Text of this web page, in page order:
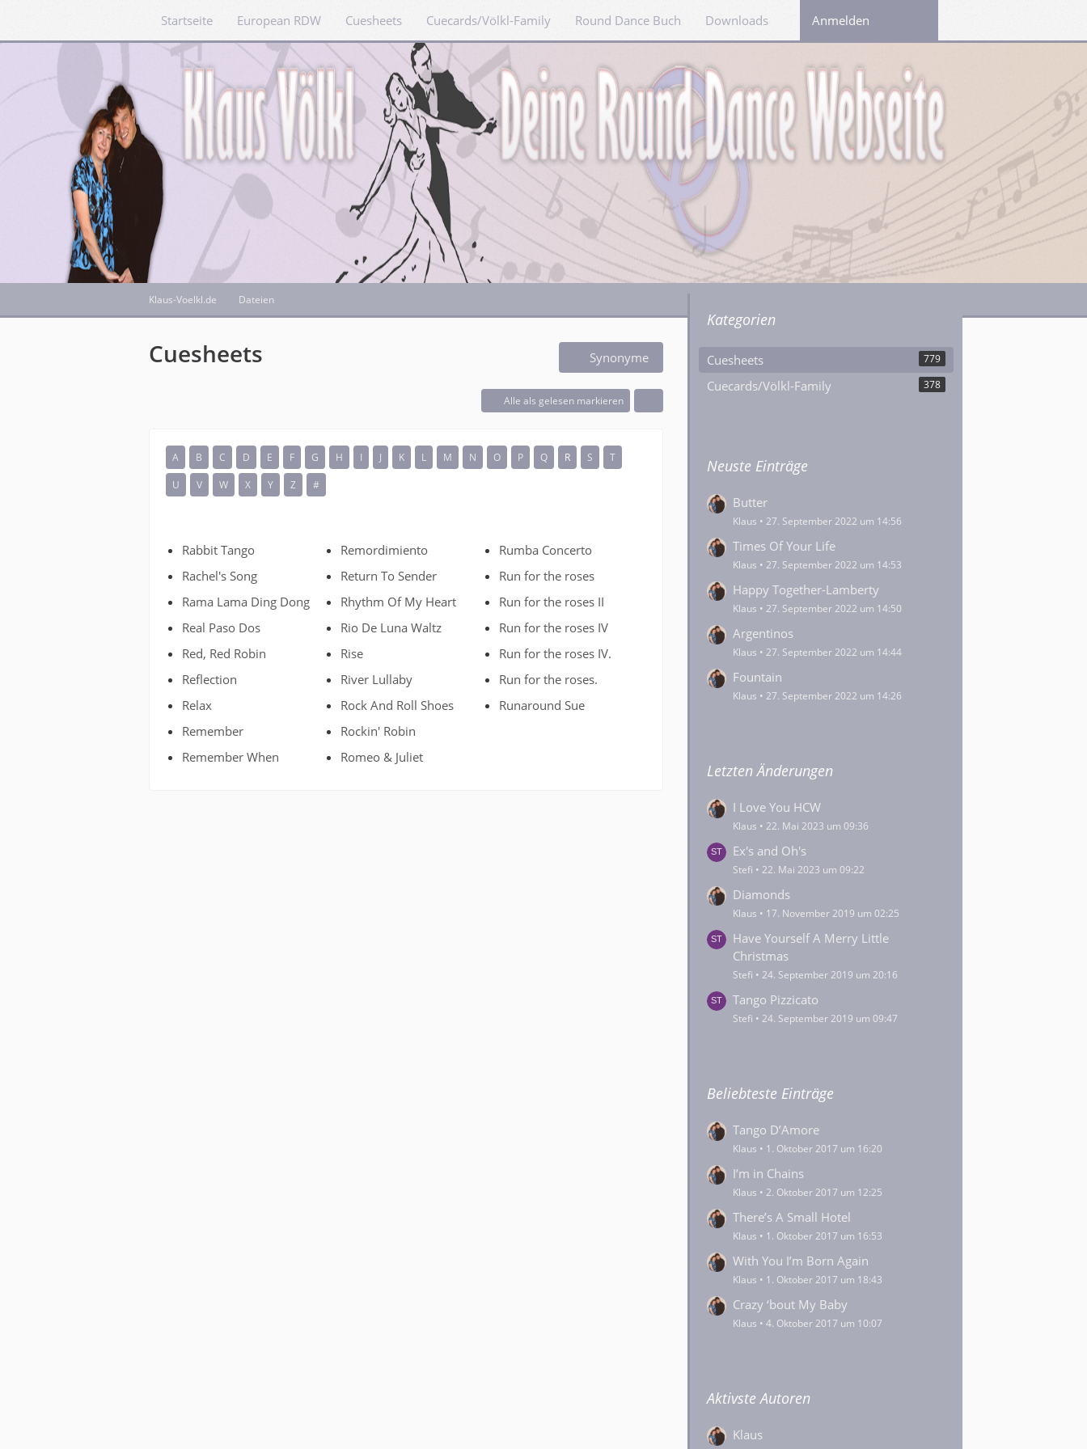
Startseite European RDW Cuesheets Cuecards/Völkl-Family Round Dance Buch Downloads LinksAnmelden
Klaus-Voelkl.de Dateien
Cuesheets Synonyme
Alle als gelesen markieren
A B C D E F G H I J K L M N O P Q R S
T
U
V W X Y Z #
Rabbit Tango
Rachel's Song
Rama Lama Ding Dong
Real Paso Dos
Red, Red Robin
Reflection
Relax
Remember
Remember When
Remordimiento
Return To Sender
Rhythm Of My Heart
Rio De Luna Waltz
Rise
River Lullaby
Rock And Roll Shoes
Rockin' Robin
Romeo & Juliet
Rumba Concerto
Run for the roses
Run for the roses II
Run for the roses IV
Run for the roses IV.
Run for the roses.
Runaround Sue
Kategorien
Cuesheets 779
Cuecards/Völkl-Family 378
Neuste Einträge
Butter
Klaus 27. September 2022 um 14:56
Times Of Your Life
Klaus 27. September 2022 um 14:53
Happy Together-Lamberty
Klaus 27. September 2022 um 14:50
Argentinos
Klaus 27. September 2022 um 14:44
Fountain
Klaus 27. September 2022 um 14:26
Letzten Änderungen
I Love You HCW
Klaus 22. Mai 2023 um 09:36
Ex's and Oh's
Stefi 22. Mai 2023 um 09:22
Diamonds
Klaus 17. November 2019 um 02:25
Have Yourself A Merry Little
Christmas
Stefi 24. September 2019 um 20:16
Tango Pizzicato
Stefi 24. September 2019 um 09:47
Beliebteste Einträge
Tango D’Amore
Klaus 1. Oktober 2017 um 16:20
I’m in Chains
Klaus 2. Oktober 2017 um 12:25
There’s A Small Hotel
Klaus 1. Oktober 2017 um 16:53
With You I’m Born Again
Klaus 1. Oktober 2017 um 18:43
Crazy ‘bout My Baby
Klaus 4. Oktober 2017 um 10:07
Aktivste Autoren
Klaus